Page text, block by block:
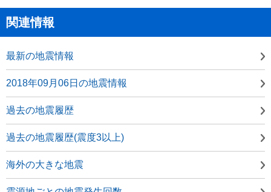
関連情報
最新の地震情報
2018年09月06日の地震情報
過去の地震履歴
過去の地震履歴(震度3以上)
海外の大きな地震